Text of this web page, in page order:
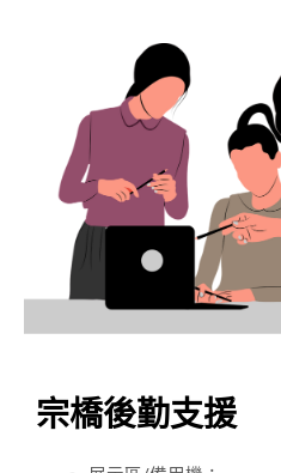
宗橋後勤支援